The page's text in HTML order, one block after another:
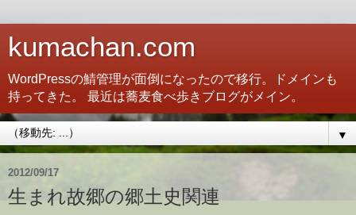
kumachan.com
WordPressの鯖管理が面倒になったので移行。ドメインも
持ってきた。 最近は蕎麦食べ歩きブログがメイン。
▼
2012/09/17
生まれ故郷の郷土史関連